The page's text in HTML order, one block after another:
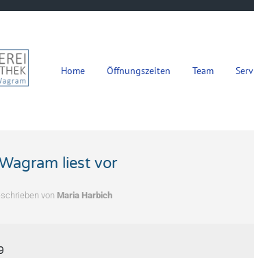
Home Öffnungszeiten Team
liest vor
von Maria Harbich